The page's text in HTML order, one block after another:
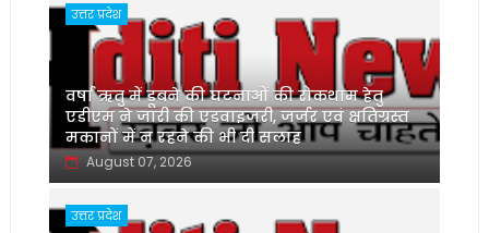
उत्तर प्रदेश
वर्षा ऋतु में डूबने की घटनाओं की रोकथाम हेतु
एडीएम ने जारी की एडवाइजरी, जर्जर एवं क्षतिग्रस्त
मकानों में न रहने की भी दी सलाह
August 07, 2026
उत्तर प्रदेश